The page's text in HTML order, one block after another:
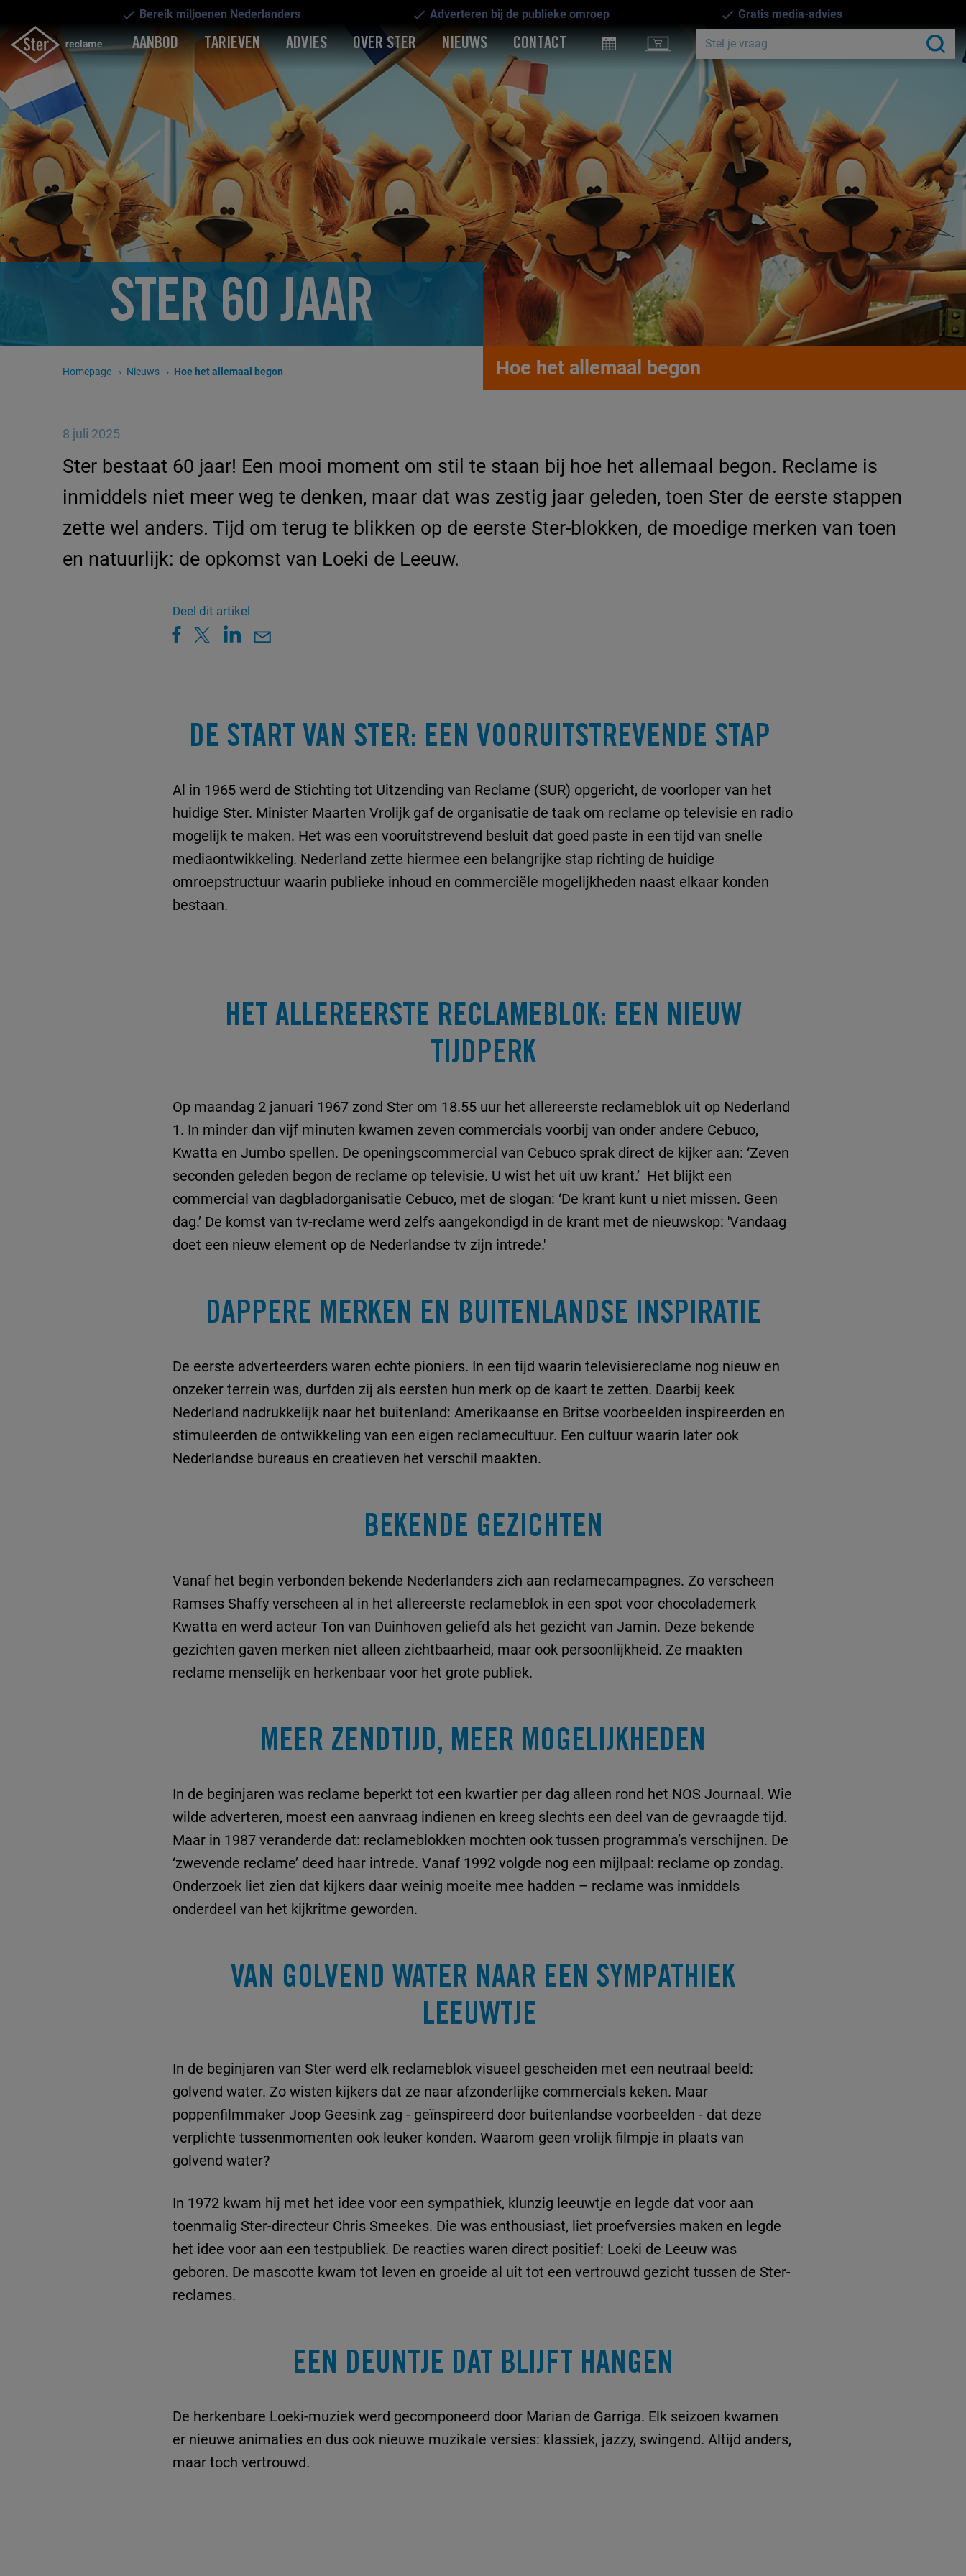
Bereik miljoenen Nederlanders Adverteren bij de publieke omroep Gratis media-advies
AANBOD TARIEVEN ADVIES OVER STER NIEUWS CONTACT
STER 60 JAAR
Hoe het allemaal begon
Homepage Nieuws Huidige pagina:
Hoe het allemaal begon
8 juli 2025
Ster bestaat 60 jaar! Een mooi moment om stil te staan bij hoe het allemaal begon. Reclame is
inmiddels niet meer weg te denken, maar dat was zestig jaar geleden, toen Ster de eerste stappen
zette wel anders. Tijd om terug te blikken op de eerste Ster-blokken, de moedige merken van toen
en natuurlijk: de opkomst van Loeki de Leeuw.
Deel dit artikel
DE START VAN STER: EEN VOORUITSTREVENDE STAP
Al in 1965 werd de Stichting tot Uitzending van Reclame (SUR) opgericht, de voorloper van het
huidige Ster. Minister Maarten Vrolijk gaf de organisatie de taak om reclame op televisie en radio
mogelijk te maken. Het was een vooruitstrevend besluit dat goed paste in een tijd van snelle
mediaontwikkeling. Nederland zette hiermee een belangrijke stap richting de huidige
omroepstructuur waarin publieke inhoud en commerciële mogelijkheden naast elkaar konden
bestaan.
HET ALLEREERSTE RECLAMEBLOK: EEN NIEUW
TIJDPERK
Op maandag 2 januari 1967 zond Ster om 18.55 uur het allereerste reclameblok uit op Nederland
1. In minder dan vijf minuten kwamen zeven commercials voorbij van onder andere Cebuco,
Kwatta en Jumbo spellen. De openingscommercial van Cebuco sprak direct de kijker aan: ‘Zeven
seconden geleden begon de reclame op televisie. U wist het uit uw krant.’ Het blijkt een
commercial van dagbladorganisatie Cebuco, met de slogan: ‘De krant kunt u niet missen. Geen
dag.’ De komst van tv-reclame werd zelfs aangekondigd in de krant met de nieuwskop: 'Vandaag
doet een nieuw element op de Nederlandse tv zijn intrede.'
DAPPERE MERKEN EN BUITENLANDSE INSPIRATIE
De eerste adverteerders waren echte pioniers. In een tijd waarin televisiereclame nog nieuw en
onzeker terrein was, durfden zij als eersten hun merk op de kaart te zetten. Daarbij keek
Nederland nadrukkelijk naar het buitenland: Amerikaanse en Britse voorbeelden inspireerden en
stimuleerden de ontwikkeling van een eigen reclamecultuur. Een cultuur waarin later ook
Nederlandse bureaus en creatieven het verschil maakten.
BEKENDE GEZICHTEN
Vanaf het begin verbonden bekende Nederlanders zich aan reclamecampagnes. Zo verscheen
Ramses Shaffy verscheen al in het allereerste reclameblok in een spot voor chocolademerk
Kwatta en werd acteur Ton van Duinhoven geliefd als het gezicht van Jamin. Deze bekende
gezichten gaven merken niet alleen zichtbaarheid, maar ook persoonlijkheid. Ze maakten
reclame menselijk en herkenbaar voor het grote publiek.
MEER ZENDTIJD, MEER MOGELIJKHEDEN
In de beginjaren was reclame beperkt tot een kwartier per dag alleen rond het NOS Journaal. Wie
wilde adverteren, moest een aanvraag indienen en kreeg slechts een deel van de gevraagde tijd.
Maar in 1987 veranderde dat: reclameblokken mochten ook tussen programma’s verschijnen. De
‘zwevende reclame’ deed haar intrede. Vanaf 1992 volgde nog een mijlpaal: reclame op zondag.
Onderzoek liet zien dat kijkers daar weinig moeite mee hadden – reclame was inmiddels
onderdeel van het kijkritme geworden.
VAN GOLVEND WATER NAAR EEN SYMPATHIEK
LEEUWTJE
In de beginjaren van Ster werd elk reclameblok visueel gescheiden met een neutraal beeld:
golvend water. Zo wisten kijkers dat ze naar afzonderlijke commercials keken. Maar
poppenfilmmaker Joop Geesink zag - geïnspireerd door buitenlandse voorbeelden - dat deze
verplichte tussenmomenten ook leuker konden. Waarom geen vrolijk filmpje in plaats van
golvend water?
In 1972 kwam hij met het idee voor een sympathiek, klunzig leeuwtje en legde dat voor aan
toenmalig Ster-directeur Chris Smeekes. Die was enthousiast, liet proefversies maken en legde
het idee voor aan een testpubliek. De reacties waren direct positief: Loeki de Leeuw was
geboren. De mascotte kwam tot leven en groeide al uit tot een vertrouwd gezicht tussen de Ster-
reclames.
EEN DEUNTJE DAT BLIJFT HANGEN
De herkenbare Loeki-muziek werd gecomponeerd door Marian de Garriga. Elk seizoen kwamen
er nieuwe animaties en dus ook nieuwe muzikale versies: klassiek, jazzy, swingend. Altijd anders,
maar toch vertrouwd.